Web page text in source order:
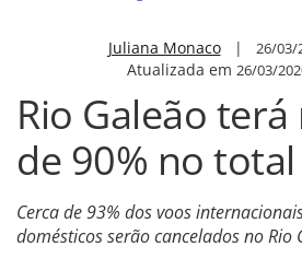
Juliana Monaco| 26/03/
Atualizada em 26/03/
Rio Galeão
de 90% no
Cerca de 93% dos voos
domésticos serão cancelados no Rio